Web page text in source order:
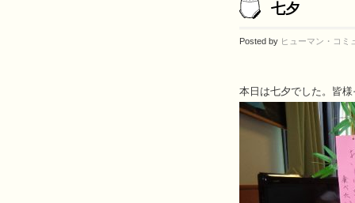
七夕
Posted by ヒューマン・コミ
本日は七夕でした。皆